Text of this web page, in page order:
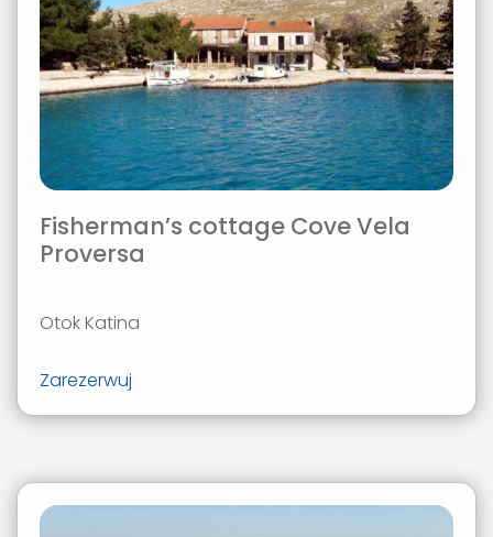
Fisherman’s cottage Cove Vela
Proversa
Otok Katina
Zarezerwuj